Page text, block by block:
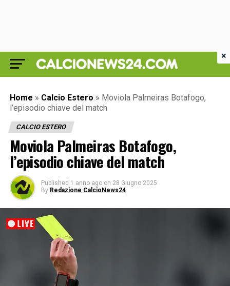
Home » Calcio Estero » Moviola Palmeiras Botafogo,
l’episodio chiave del match
CALCIO ESTERO
Moviola Palmeiras Botafogo,
l’episodio chiave del match
Published 1 anno ago on 28 Giugno 2025
By Redazione CalcioNews24
×